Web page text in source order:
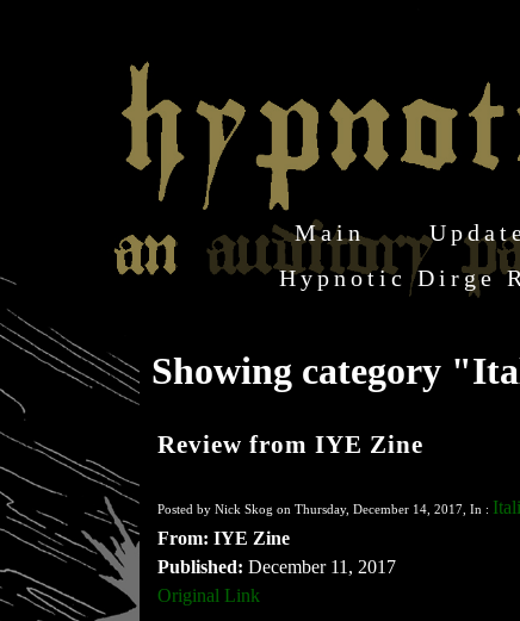
Main
Hypnotic Dirge
Showing category
Review from IYE Zine
Posted by Nick Skog on Thursday, December 14, 2017, In :
From: IYE Zine
Published: December 11, 2017
Original Link